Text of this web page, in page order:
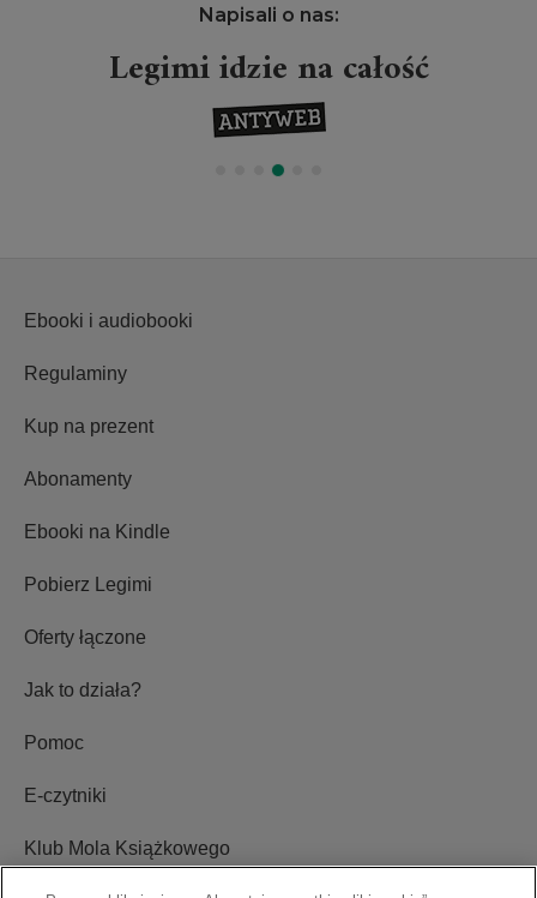
Napisali o nas:
Legimi idzie na całość
Ebooki i audiobooki
Regulaminy
Kup na prezent
Abonamenty
Ebooki na Kindle
Pobierz Legimi
Oferty łączone
Jak to działa?
Pomoc
E-czytniki
Klub Mola Książkowego